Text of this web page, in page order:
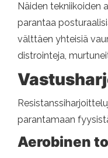
Näiden tekniikoiden
parantaa
välttäen yhteisiä
distrointeja,
parantamaan
Aerobinen